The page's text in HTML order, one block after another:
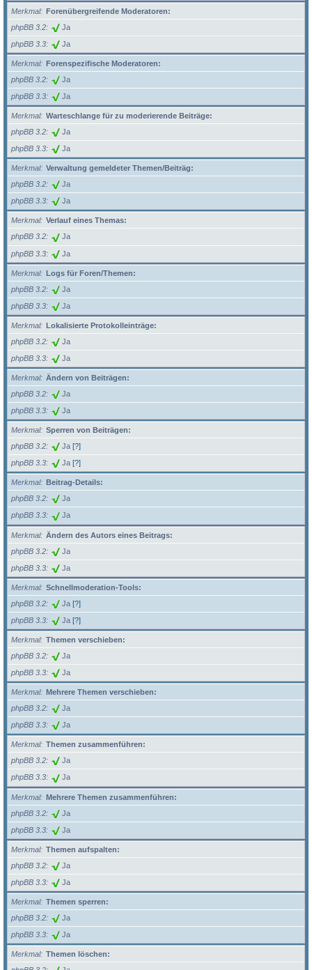
Merkmal
Forenübergreifende Moderatoren:
phpBB 3.2
Ja
phpBB 3.3 Ja
Merkmal
Forenspezifische Moderatoren:
phpBB 3.2
Ja
phpBB 3.3 Ja
Merkmal
Warteschlange für zu moderierende Beiträge:
phpBB 3.2
Ja
phpBB 3.3 Ja
Merkmal
Verwaltung gemeldeter Themen/Beiträg:
phpBB 3.2
Ja
phpBB 3.3 Ja
Merkmal
Verlauf eines Themas:
phpBB 3.2
Ja
phpBB 3.3 Ja
Merkmal
Logs für Foren/Themen:
phpBB 3.2
Ja
phpBB 3.3 Ja
Merkmal
Lokalisierte Protokolleinträge:
phpBB 3.2
Ja
phpBB 3.3 Ja
Merkmal
Ändern von Beiträgen:
phpBB 3.2
Ja
phpBB 3.3 Ja
Merkmal
Sperren von Beiträgen:
phpBB 3.2
Ja [?]
phpBB 3.3 Ja [?]
Merkmal
Beitrag-Details:
phpBB 3.2
Ja
phpBB 3.3 Ja
Merkmal
Ändern des Autors eines Beitrags:
phpBB 3.2
Ja
phpBB 3.3 Ja
Merkmal
Schnellmoderation-Tools:
phpBB 3.2
Ja [?]
phpBB 3.3 Ja [?]
Merkmal
Themen verschieben:
phpBB 3.2
Ja
phpBB 3.3 Ja
Merkmal
Mehrere Themen verschieben:
phpBB 3.2
Ja
phpBB 3.3 Ja
Merkmal
Themen zusammenführen:
phpBB 3.2
Ja
phpBB 3.3 Ja
Merkmal
Mehrere Themen zusammenführen:
phpBB 3.2
Ja
phpBB 3.3 Ja
Merkmal
Themen aufspalten:
phpBB 3.2
Ja
phpBB 3.3 Ja
Merkmal
Themen sperren:
phpBB 3.2
Ja
phpBB 3.3 Ja
Merkmal
Themen löschen: